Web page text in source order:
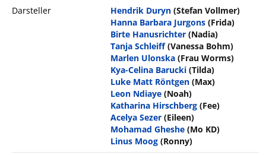
Darsteller
Hendrik Duryn (Stefan Vollmer)
Hanna Barbara Jurgons (Frida)
Birte Hanusrichter (Nadia)
Tanja Schleiff (Vanessa Bohm)
Marlen Ulonska (Frau Worms)
Kya-Celina Barucki (Tilda)
Luke Matt Röntgen (Max)
Leon Ndiaye (Noah)
Katharina Hirschberg (Fee)
Acelya Sezer (Eileen)
Mohamad Gheshe (Mo KD)
Linus Moog (Ronny)